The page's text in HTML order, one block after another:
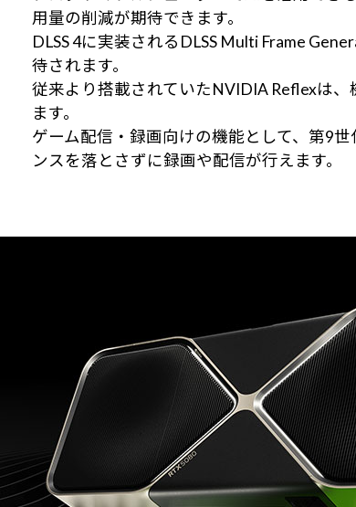
用量の削減が期待できます。
DLSS 4に実装されるDLSS Multi Frame
待されます。
従来より搭載されていたNVIDIA Reflexは
ます。
ゲーム配信・録画向けの機能として、第9
ンスを落とさずに録画や配信が行えます。